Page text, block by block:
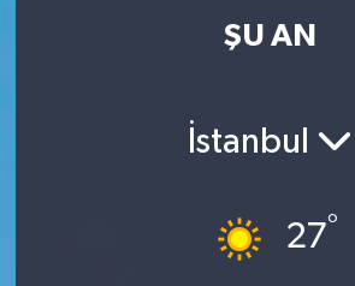
ŞU AN
İstanbul
27°
Son Dakika Haberleri